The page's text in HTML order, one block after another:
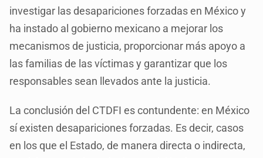
investigar las desapariciones forzadas en México y
ha instado al gobierno mexicano a mejorar los
mecanismos de justicia, proporcionar más apoyo a
las familias de las víctimas y garantizar que los
responsables sean llevados ante la justicia.
La conclusión del CTDFI es contundente: en México
sí existen desapariciones forzadas. Es decir, casos
en los que el Estado, de manera directa o indirecta,